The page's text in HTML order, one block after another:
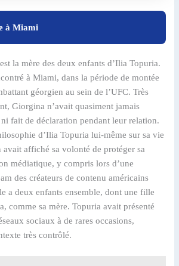
à Miami
la mère des deux enfants d’Ilia Topuria.
à Miami, dans la période de montée
géorgien au sein de l’UFC. Très
Giorgina n’avait quasiment jamais
fait de déclaration pendant leur relation.
d’Ilia Topuria lui-même sur sa vie
affiché sa volonté de protéger sa
médiatique, y compris lors d’une
des créateurs de contenu américains
a deux enfants ensemble, dont une fille
comme sa mère. Topuria avait présenté
sociaux à de rares occasions,
très contrôlé.